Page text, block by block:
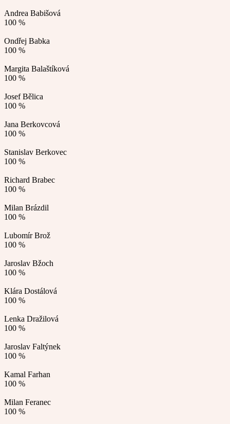
Andrea Babišová
100 %
Ondřej Babka
100 %
Margita Balaštíková
100 %
Josef Bělica
100 %
Jana Berkovcová
100 %
Stanislav Berkovec
100 %
Richard Brabec
100 %
Milan Brázdil
100 %
Lubomír Brož
100 %
Jaroslav Bžoch
100 %
Klára Dostálová
100 %
Lenka Dražilová
100 %
Jaroslav Faltýnek
100 %
Kamal Farhan
100 %
Milan Feranec
100 %